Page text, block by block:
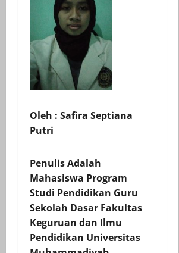
Oleh : Safira Septiana
Putri
Penulis Adalah
Mahasiswa Program
Studi Pendidikan Guru
Sekolah Dasar Fakultas
Keguruan dan Ilmu
Pendidikan Universitas